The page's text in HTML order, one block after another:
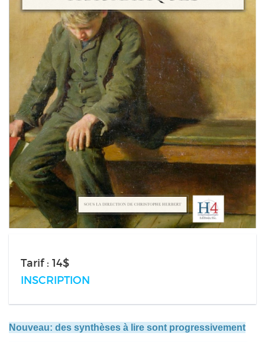
Tarif : 14$
INSCRIPTION
Nouveau: des synthèses à lire sont progressivement